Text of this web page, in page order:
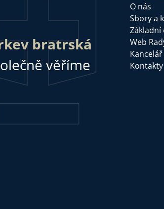
bratrská
věříme
O nás
Sbory a
Web
Kontakty